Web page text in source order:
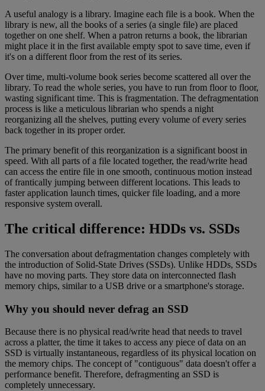
A useful analogy is a library. Imagine each file is a book. When the
library is new, all the books of a series (a single file) are placed
together on one shelf. When a patron returns a book, the librarian
might place it in the first available empty spot to save time, even if
it's on a different floor from the rest of its series.
Over time, multi-volume book series become scattered all over the
library. To read the whole series, you have to run from floor to floor,
wasting significant time. This is fragmentation. The defragmentation
process is like a meticulous librarian who spends a night
reorganizing all the shelves, putting every volume of every series
back together in its proper order.
The primary benefit of this reorganization is a significant boost in
speed. With all parts of a file located together, the read/write head
can access the entire file in one smooth, continuous motion instead
of frantically jumping between different locations. This leads to
faster application launch times, quicker file loading, and a more
responsive system overall.
The critical difference: HDDs vs. SSDs
The conversation about defragmentation changes completely with
the introduction of Solid-State Drives (SSDs). Unlike HDDs, SSDs
have no moving parts. They store data on interconnected flash
memory chips, similar to a USB drive or a smartphone's storage.
Why you should never defrag an SSD
Because there is no physical read/write head that needs to travel
across a platter, the time it takes to access any piece of data on an
SSD is virtually instantaneous, regardless of its physical location on
the memory chips. The concept of "contiguous" data doesn't offer a
performance benefit. Therefore, defragmenting an SSD is
completely unnecessary.